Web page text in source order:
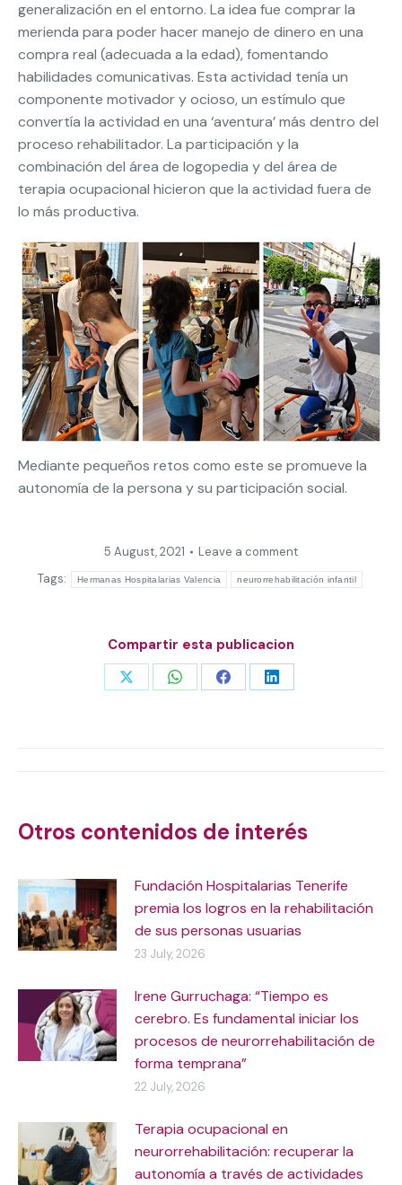
generalización en el entorno. La idea fue comprar la
merienda para poder hacer manejo de dinero en una
compra real (adecuada a la edad), fomentando
habilidades comunicativas. Esta actividad tenía un
componente motivador y ocioso, un estímulo que
convertía la actividad en una ‘aventura’ más dentro del
proceso rehabilitador. La participación y la
combinación del área de logopedia y del área de
terapia ocupacional hicieron que la actividad fuera de
lo más productiva.
Mediante pequeños retos como este se promueve la
autonomía de la persona y su participación social.
5 August, 2021
Leave a comment
Tags:
Hermanas Hospitalarias Valencia neurorrehabilitación infantil
Compartir esta publicacion
Share Share Share Share
Otros contenidos de interés
Fundación Hospitalarias Tenerife
premia los logros en la rehabilitación
de sus personas usuarias
23 July, 2026
Irene Gurruchaga: “Tiempo es
cerebro. Es fundamental iniciar los
procesos de neurorrehabilitación de
forma temprana”
22 July, 2026
Terapia ocupacional en
neurorrehabilitación: recuperar la
autonomía a través de actividades